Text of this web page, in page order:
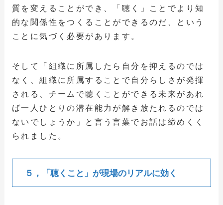
質を変えることができ、「聴く」ことでより知
的な関係性をつくることができるのだ、という
ことに気づく必要があります。
そして「組織に所属したら自分を抑えるのでは
なく、組織に所属することで自分らしさが発揮
される、チームで聴くことができる未来があれ
ば一人ひとりの潜在能力が解き放たれるのでは
ないでしょうか」と言う言葉でお話は締めくく
られました。
５，「聴くこと」が現場のリアルに効く